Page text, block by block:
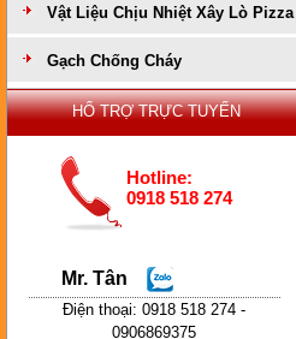
Vật Liệu Chịu Nhiệt Xây Lò Pizza
Gạch Chống Cháy
HỔ TRỢ TRỰC TUYẾN
Hotline:
0918 518 274
Mr. Tân
Điện thoại: 0918 518 274 -
0906869375